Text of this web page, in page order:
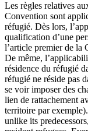
Les règles relatives
Convention sont
réfugié. Dès lors,
qualification d’une
l’article premier de la
De même,
résidence du réfugié
réfugié ne réside pas
se voir imposer des
lien de rattachement
territoire par
unlike its